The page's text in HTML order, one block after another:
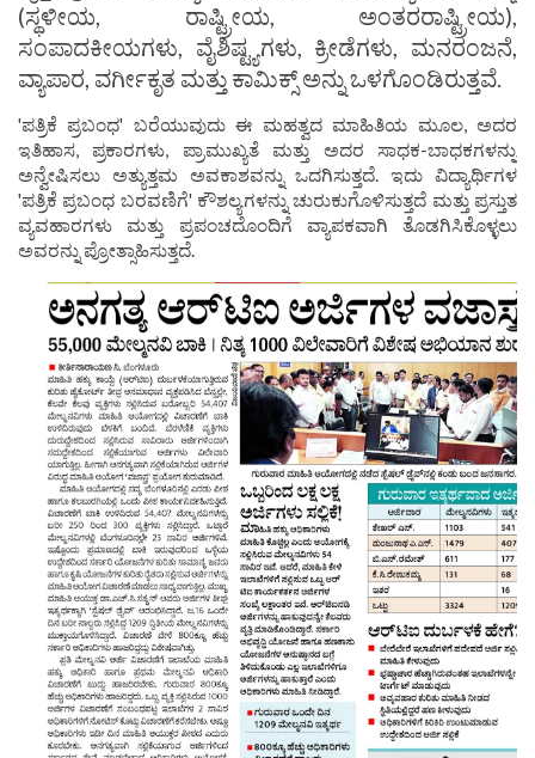
(ಸ್ಥಳೀಯ, ರಾಷ್ಟ್ರೀಯ, ಅಂತರರಾಷ್ಟ್ರೀಯ),
ಸಂಪಾದಕೀಯಗಳು, ವೈಶಿಷ್ಟ್ಯಗಳು, ಕ್ರೀಡೆಗಳು, ಮನರಂಜನೆ,
ವ್ಯಾಪಾರ, ವರ್ಗೀಕೃತ ಮತ್ತು ಕಾಮಿಕ್ಸ್ ಅನ್ನು ಒಳಗೊಂಡಿರುತ್ತವೆ.
'ಪತ್ರಿಕೆ ಪ್ರಬಂಧ' ಬರೆಯುವುದು ಈ ಮಹತ್ವದ ಮಾಹಿತಿಯ ಮೂಲ, ಅದರ
ಇತಿಹಾಸ, ಪ್ರಕಾರಗಳು, ಪ್ರಾಮುಖ್ಯತೆ ಮತ್ತು ಅದರ ಸಾಧಕ-ಬಾಧಕಗಳನ್ನು
ಅನ್ವೇಷಿಸಲು ಅತ್ಯುತ್ತಮ ಅವಕಾಶವನ್ನು ಒದಗಿಸುತ್ತದೆ. ಇದು ವಿದ್ಯಾರ್ಥಿಗಳ
'ಪತ್ರಿಕೆ ಪ್ರಬಂಧ ಬರವಣಿಗೆ' ಕೌಶಲ್ಯಗಳನ್ನು ಚುರುಕುಗೊಳಿಸುತ್ತದೆ ಮತ್ತು ಪ್ರಸ್ತುತ
ವ್ಯವಹಾರಗಳು ಮತ್ತು ಪ್ರಪಂಚದೊಂದಿಗೆ ವ್ಯಾಪಕವಾಗಿ ತೊಡಗಿಸಿಕೊಳ್ಳಲು
ಅವರನ್ನು ಪ್ರೋತ್ಸಾಹಿಸುತ್ತದೆ.